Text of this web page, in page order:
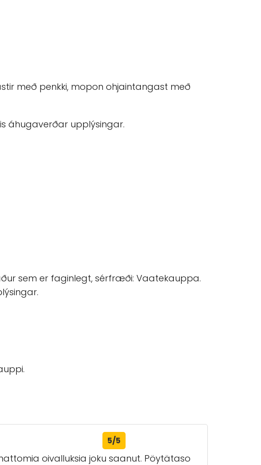
með penkki, mopon ohjaintangast með
áhugaverðar upplýsingar.
sem er faginlegt, sérfræði: Vaatekauppa.
5/5
oivalluksia joku saanut. Pöytätaso